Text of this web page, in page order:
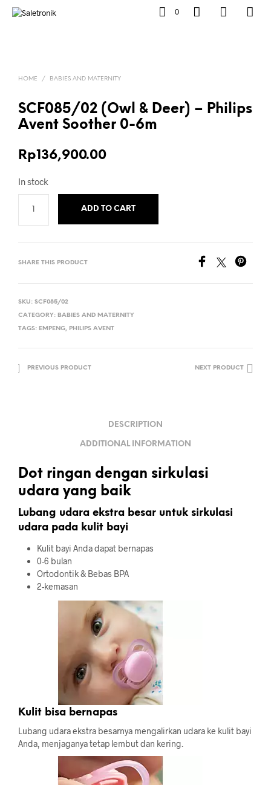
0
HOME / BABIES AND MATERNITY
SCF085/02 (Owl & Deer) – Philips
Avent Soother 0-6m
Rp136,900.00
In stock
ADD TO CART
SHARE THIS PRODUCT
SKU: SCF085/02
CATEGORY: BABIES AND MATERNITY
TAGS: EMPENG, PHILIPS AVENT
PREVIOUS PRODUCT NEXT PRODUCT
DESCRIPTION
ADDITIONAL INFORMATION
Dot ringan dengan sirkulasi
udara yang baik
Lubang udara ekstra besar untuk sirkulasi
udara pada kulit bayi
Kulit bayi Anda dapat bernapas
0-6 bulan
Ortodontik & Bebas BPA
2-kemasan
Kulit bisa bernapas
Lubang udara ekstra besarnya mengalirkan udara ke kulit bayi
Anda, menjaganya tetap lembut dan kering.